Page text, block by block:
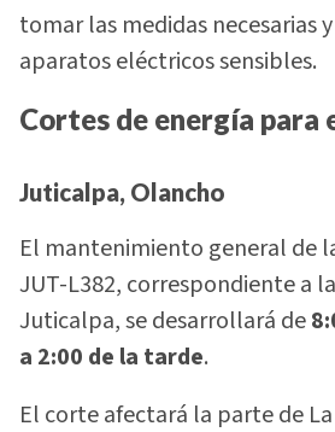
tomar las medidas necesarias
aparatos eléctricos sensibles.
Cortes de energía para
Juticalpa, Olancho
El mantenimiento general de
JUT-L382, correspondiente a
Juticalpa, se desarrollará de
a 2:00 de la tarde.
El corte afectará la parte de